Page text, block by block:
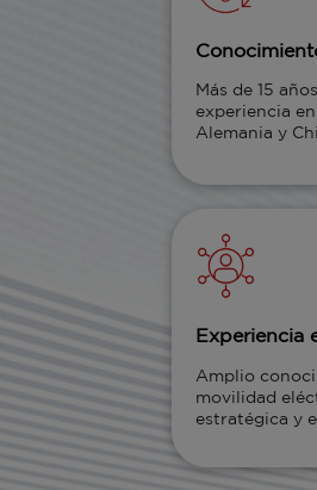
Más de 15
experiencia
Alemania y
Experiencia
Amplio
movilidad
estratégica y